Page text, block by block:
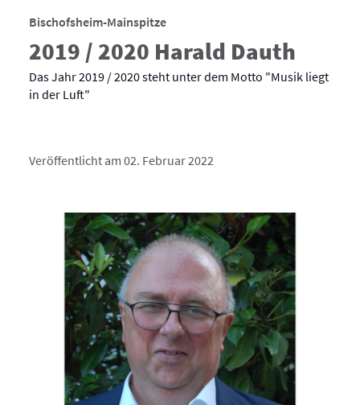
Bischofsheim-Mainspitze
2019 / 2020 Harald Dauth
Das Jahr 2019 / 2020 steht unter dem Motto "Musik liegt
in der Luft"
Veröffentlicht am 02. Februar 2022